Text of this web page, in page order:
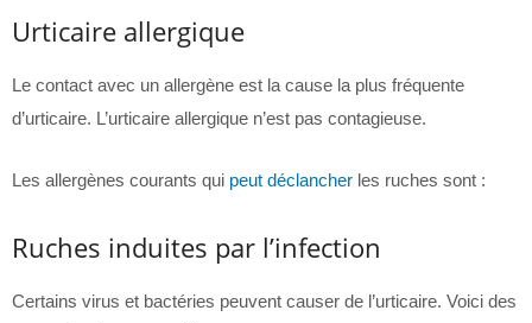
Urticaire allergique
Le contact avec un allergène est la cause la plus fréquente
d’urticaire. L’urticaire allergique n’est pas contagieuse.
Les allergènes courants qui peut déclancher les ruches sont :
Ruches induites par l’infection
Certains virus et bactéries peuvent causer de l’urticaire. Voici des